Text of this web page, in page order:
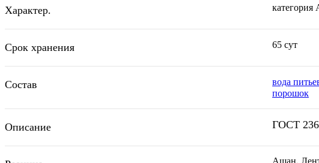
Характер. категория
Срок хранения 65 сут
Состав вода
порошок
Описание ГОСТ
Ашан,